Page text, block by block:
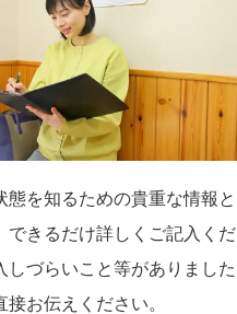
態を知るための貴重な情報と
できるだけ詳しくご記入くだ
しづらいこと等がありました
接お伝えください。